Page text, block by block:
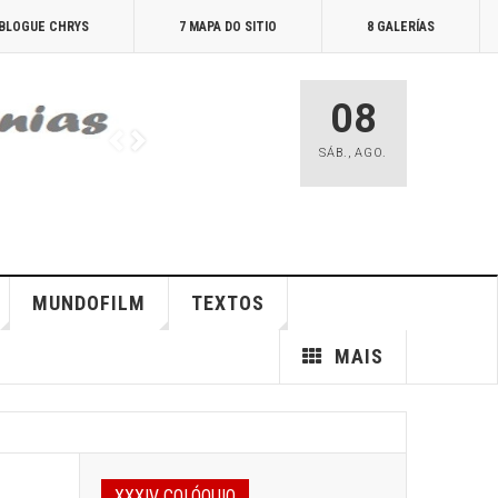
CHRYS 7 MAPA DO SITIO 8 GALERÍAS
08
SÁB. ,AGO.
MUNDOFILM TEXTOS
MAIS